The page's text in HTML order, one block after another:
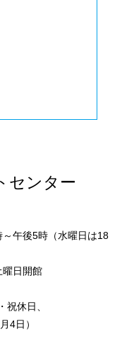
センター
午後5時（水曜日は18
日開館
祝休日、
4日）